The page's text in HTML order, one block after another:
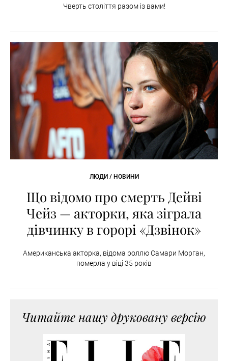
Чверть століття разом із вами!
ЛЮДИ / НОВИНИ
Що відомо про смерть Дейві
Чейз — акторки, яка зіграла
дівчинку в горорі «Дзвінок»
Американська акторка, відома роллю Самари Морган,
померла у віці 35 років
Читайте нашу друковану версію